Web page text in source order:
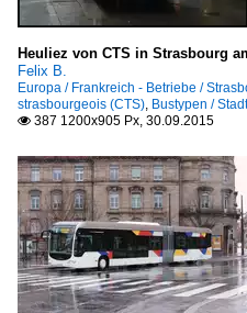
Heuliez von CTS in Strasbourg
Felix B.
Europa / Frankreich - Betriebe /
strasbourgeois (CTS), Bustypen /
 387 1200x905 Px, 30.09.2015